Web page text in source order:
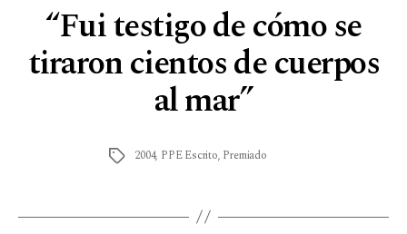
“Fui testigo de cómo se
tiraron cientos de cuerpos
al mar”
2004, PPE Escrito, Premiado